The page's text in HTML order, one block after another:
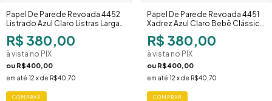
Papel De Parede Revoada 4452
Listrado Azul Claro Listras Largas
Moderno
R$ 380,00
à vista no PIX
ou R$400,00
em até 12 x de R$40,70
Papel De Parede Revoada 4451
Xadrez Azul Claro Bebê Clássico
Sofisticado
R$ 380,00
à vista no PIX
ou R$400,00
em até 12 x de R$40,70